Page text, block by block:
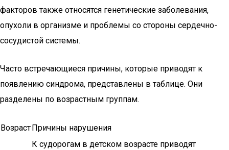
факторов также относятся генетические заболевания,
опухоли в организме и проблемы со стороны сердечно-
сосудистой системы.
Часто встречающиеся причины, которые приводят к
появлению синдрома, представлены в таблице. Они
разделены по возрастным группам.
ВозрастПричины нарушения
К судорогам в детском возрасте приводят